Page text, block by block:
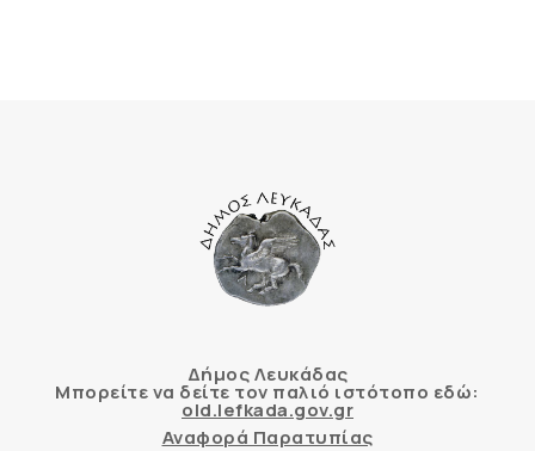
Δήμος Λευκάδας
Μπορείτε να δείτε τον παλιό ιστότοπο εδώ:
old.lefkada.gov.gr
Αναφορά Παρατυπίας